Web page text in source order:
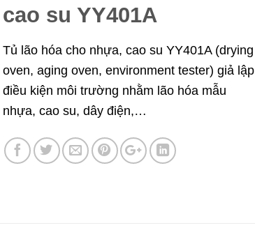
cao su YY401A
Tủ lão hóa cho nhựa, cao su YY401A (drying
oven, aging oven, environment tester) giả lập
điều kiện môi trường nhằm lão hóa mẫu
nhựa, cao su, dây điện,…